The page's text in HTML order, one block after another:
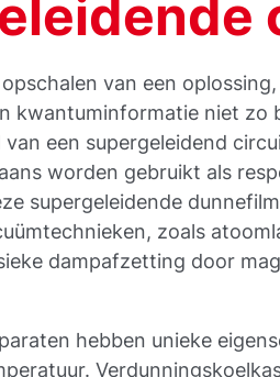
van een
kwantuminformatie niet zo
een supergeleidend
worden gebruikt als
supergeleidende
zoals
dampafzetting door
hebben unieke